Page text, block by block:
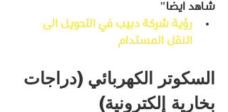
شاهد ايضا"
رؤية شركة دبيب في التحويل الى
النقل المستدام
السكوتر الكهربائي (دراجات
بخارية إلكترونية)